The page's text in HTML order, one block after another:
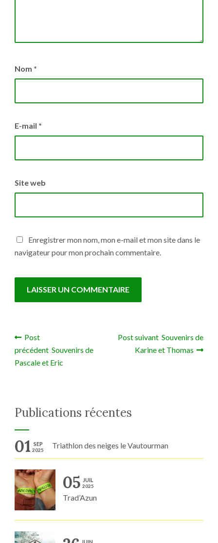
Nom *
E-mail *
Site web
Enregistrer mon nom, mon e-mail et mon site dans le
navigateur pour mon prochain commentaire.
Navigation de l’article
Post
précédent Souvenirs de
Pascale et Eric
Post suivant Souvenirs de
Karine et Thomas
Publications récentes
01 SEP
2025 Triathlon des neiges le Vautourman
05 JUIL
2025
Trad’Azun